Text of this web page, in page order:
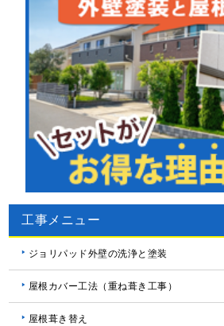
工事メニュー
ジョリパッド外壁の洗浄と塗装
屋根カバー工法（重ね葺き工事）
屋根葺き替え